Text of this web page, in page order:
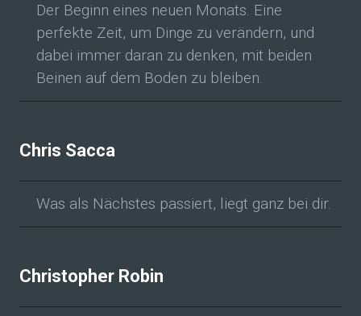
Der Beginn eines neuen Monats. Eine
perfekte Zeit, um Dinge zu verändern, und
dabei immer daran zu denken, mit beiden
Beinen auf dem Boden zu bleiben.
Chris Sacca
Was als Nächstes passiert, liegt ganz bei dir.
Christopher Robin